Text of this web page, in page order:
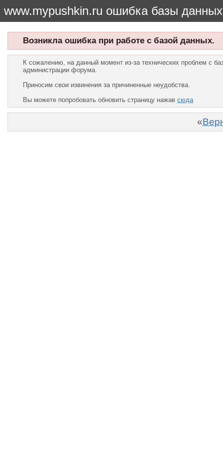
www.mypushkin.ru ошибка базы данных
Возникла ошибка при работе с базой данных.
К сожалению, на данный момент из-за технических проблем с
администрации форума.
Приносим свои извинения за причиненные неудобства.
Вы можете попробовать обновить страницу нажав сюда
«